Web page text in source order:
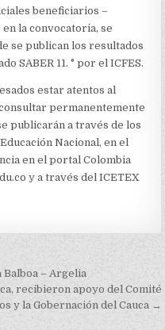
beneficiarios –
la convocatoria, se
se publican los resultados
SABER 11. ° por el ICFES.
estar atentos al
permanentemente
publicarán a través de los
Nacional, en el
en el portal Colombia
y a través del ICETEX
– Argelia
recibieron apoyo del Comité
y la Gobernación del Cauca →